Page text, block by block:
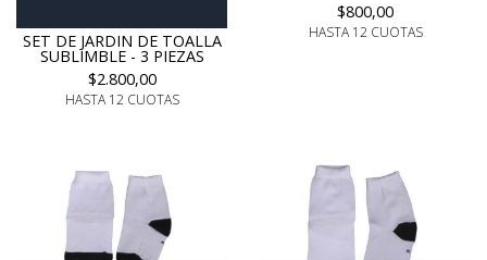
SET DE JARDIN DE TOALLA
SUBLIMBLE - 3 PIEZAS
$2.800,00
HASTA 12 CUOTAS
$800,00
HASTA 12 CUOTAS